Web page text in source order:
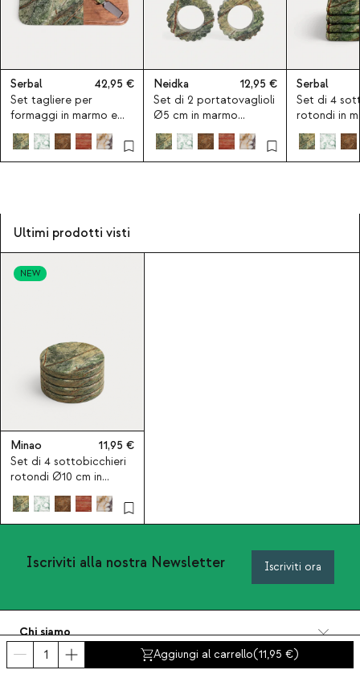
Aggiungi al carrello(11,95 )
Serbal
42,95
Set tagliere per
formaggi in marmo e
legno di acacia con 3
coltelli Serbal
Neidka
12,95
Set di 2 portatovaglioli
Ø5 cm in marmo
Neidka
Serbal
Set di 4
rotondi in
Hatem
Ultimi prodotti visti
NEW
Minao
11,95
Set di 4 sottobicchieri
rotondi Ø10 cm in
marmo Minao
Iscriviti alla nostra Newsletter Iscriviti ora
Chi siamo
Categorie
Contatto e aiuto